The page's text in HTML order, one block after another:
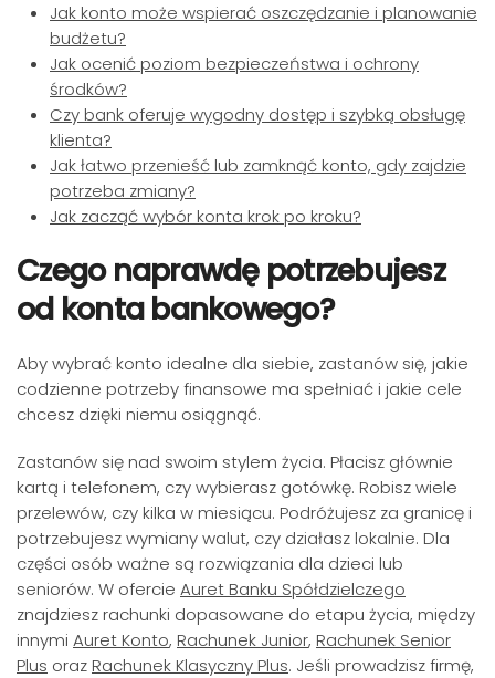
Jak konto może wspierać oszczędzanie i planowanie
budżetu?
Jak ocenić poziom bezpieczeństwa i ochrony
środków?
Czy bank oferuje wygodny dostęp i szybką obsługę
klienta?
Jak łatwo przenieść lub zamknąć konto, gdy zajdzie
potrzeba zmiany?
Jak zacząć wybór konta krok po kroku?
Czego naprawdę potrzebujesz
od konta bankowego?
Aby wybrać konto idealne dla siebie, zastanów się, jakie
codzienne potrzeby finansowe ma spełniać i jakie cele
chcesz dzięki niemu osiągnąć.
Zastanów się nad swoim stylem życia. Płacisz głównie
kartą i telefonem, czy wybierasz gotówkę. Robisz wiele
przelewów, czy kilka w miesiącu. Podróżujesz za granicę i
potrzebujesz wymiany walut, czy działasz lokalnie. Dla
części osób ważne są rozwiązania dla dzieci lub
seniorów. W ofercie Auret Banku Spółdzielczego
znajdziesz rachunki dopasowane do etapu życia, między
innymi Auret Konto, Rachunek Junior, Rachunek Senior
Plus oraz Rachunek Klasyczny Plus. Jeśli prowadzisz firmę,